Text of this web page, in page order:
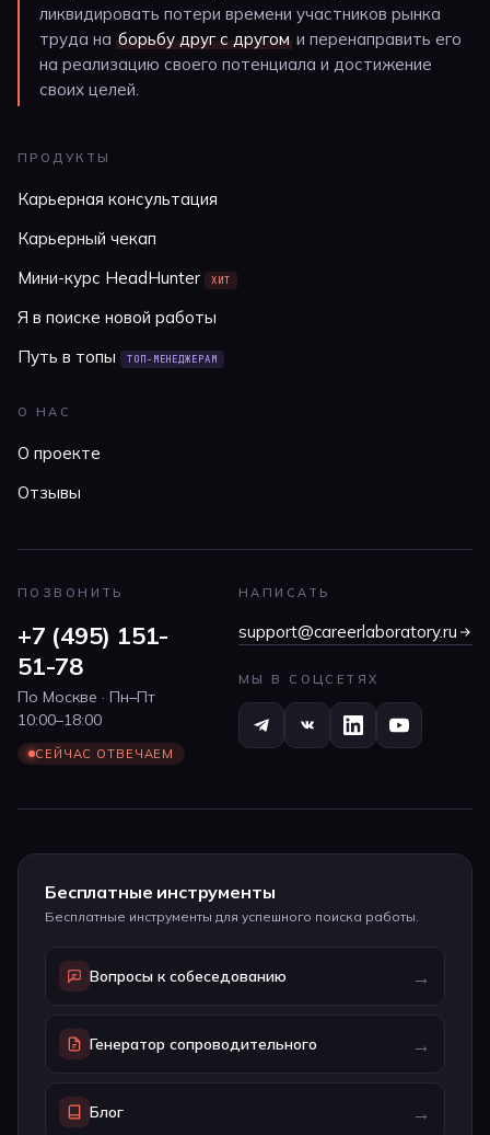
ликвидировать потери времени участников рынка
труда на борьбу друг с другом и перенаправить его
на реализацию своего потенциала и достижение
своих целей.
ПРОДУКТЫ
Карьерная консультация
Карьерный чекап
Мини-курс HeadHunter
ХИТ
Я в поиске новой работы
Путь в топы
ТОП-МЕНЕДЖЕРАМ
О НАС
О проекте
Отзывы
ПОЗВОНИТЬ
+7 (495) 151-
51-78
По Москве · Пн–Пт
10:00–18:00
СЕЙЧАС ОТВЕЧАЕМ
НАПИСАТЬ
support@careerlaboratory.ru
МЫ В СОЦСЕТЯХ
Бесплатные инструменты
Бесплатные инструменты для успешного поиска работы.
Вопросы к собеседованию →
Генератор сопроводительного →
Блог →